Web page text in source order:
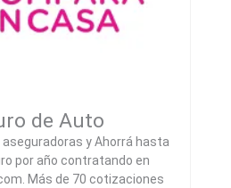
de Auto
y Ahorrá hasta
por año contratando en
Más de 70 cotizaciones